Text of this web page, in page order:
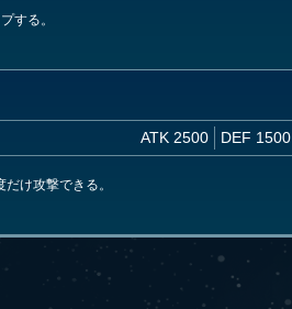
する。
ATK 2500 DEF 1500
け攻撃できる。